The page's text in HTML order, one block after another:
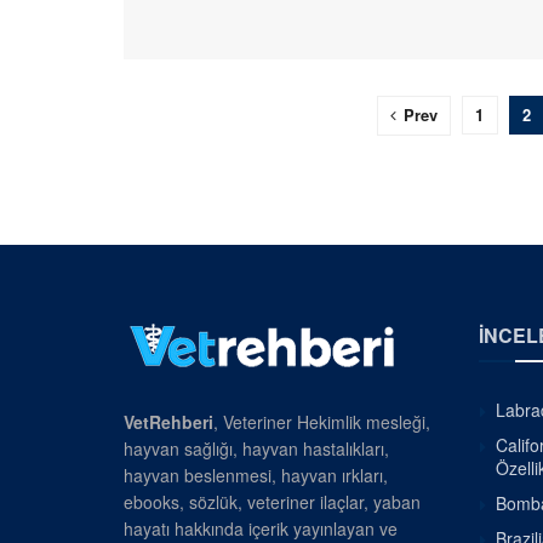
Prev 1 2
VetRehberi, Veteriner Hekimlik mesleği,
hayvan sağlığı, hayvan hastalıkları,
hayvan beslenmesi, hayvan ırkları,
ebooks, sözlük, veteriner ilaçlar, yaban
hayatı hakkında içerik yayınlayan ve